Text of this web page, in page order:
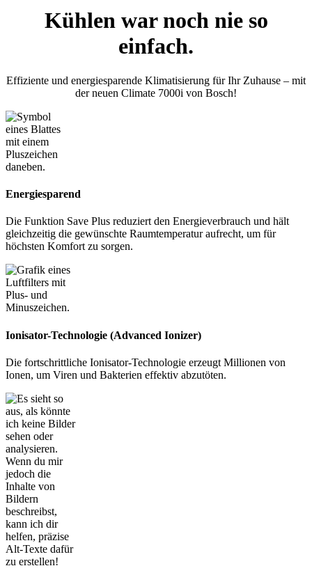
Kühlen war noch nie so
einfach.
Effiziente und energiesparende Klimatisierung für Ihr Zuhause – mit
der neuen Climate 7000i von Bosch!
Energiesparend
Die Funktion Save Plus reduziert den Energieverbrauch und hält
gleichzeitig die gewünschte Raumtemperatur aufrecht, um für
höchsten Komfort zu sorgen.
Ionisator-Technologie (Advanced Ionizer)
Die fortschrittliche Ionisator-Technologie erzeugt Millionen von
Ionen, um Viren und Bakterien effektiv abzutöten.